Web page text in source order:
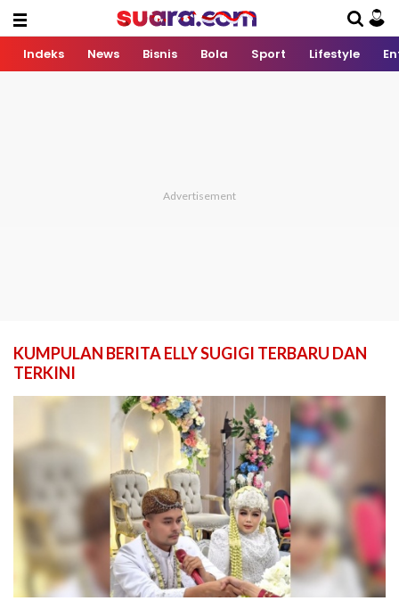
Indeks News Bisnis Bola Sport Lifestyle
KUMPULAN BERITA ELLY SUGIGI TERBARU DAN
TERKINI